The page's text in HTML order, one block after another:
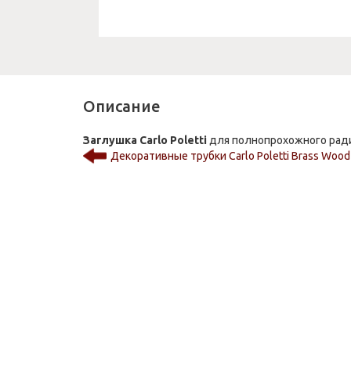
Описание
Заглушка Carlo Polettiдля полнопрохожного
Декоративные трубки Carlo Poletti Brass Wood